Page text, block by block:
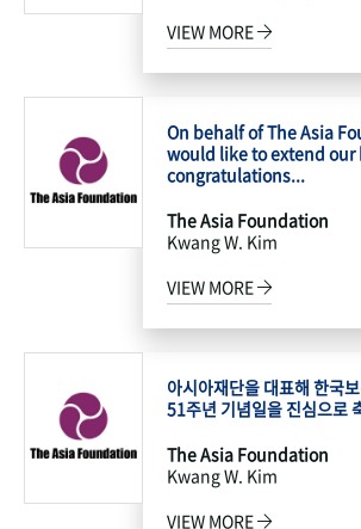
VIEW MORE
On behalf of The Asia
would like to extend
congratulations...
The Asia Foundation
Kwang W. Kim
VIEW MORE
아시아재단을 대표해 한국
51주년 기념일을 진심으로
The Asia Foundation
Kwang W. Kim
VIEW MORE